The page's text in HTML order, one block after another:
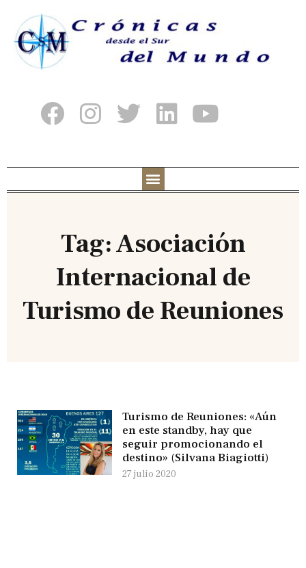
Tag: Asociación
Internacional de
Turismo de Reuniones
Turismo de Reuniones: «Aún
en este standby, hay que
seguir promocionando el
destino» (Silvana Biagiotti)
27 julio 2020